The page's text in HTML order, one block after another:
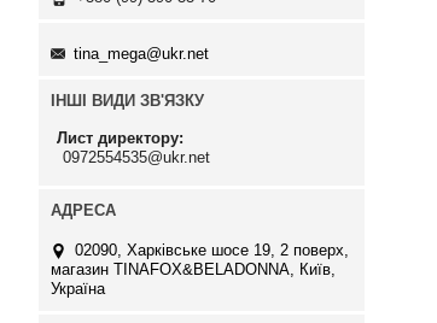
tina_mega@ukr.net
ІНШІ ВИДИ ЗВ'ЯЗКУ
Лист директору
0972554535@ukr.net
02090, Харківське шосе 19, 2 поверх,
магазин TINAFOX&BELADONNA, Київ,
Україна